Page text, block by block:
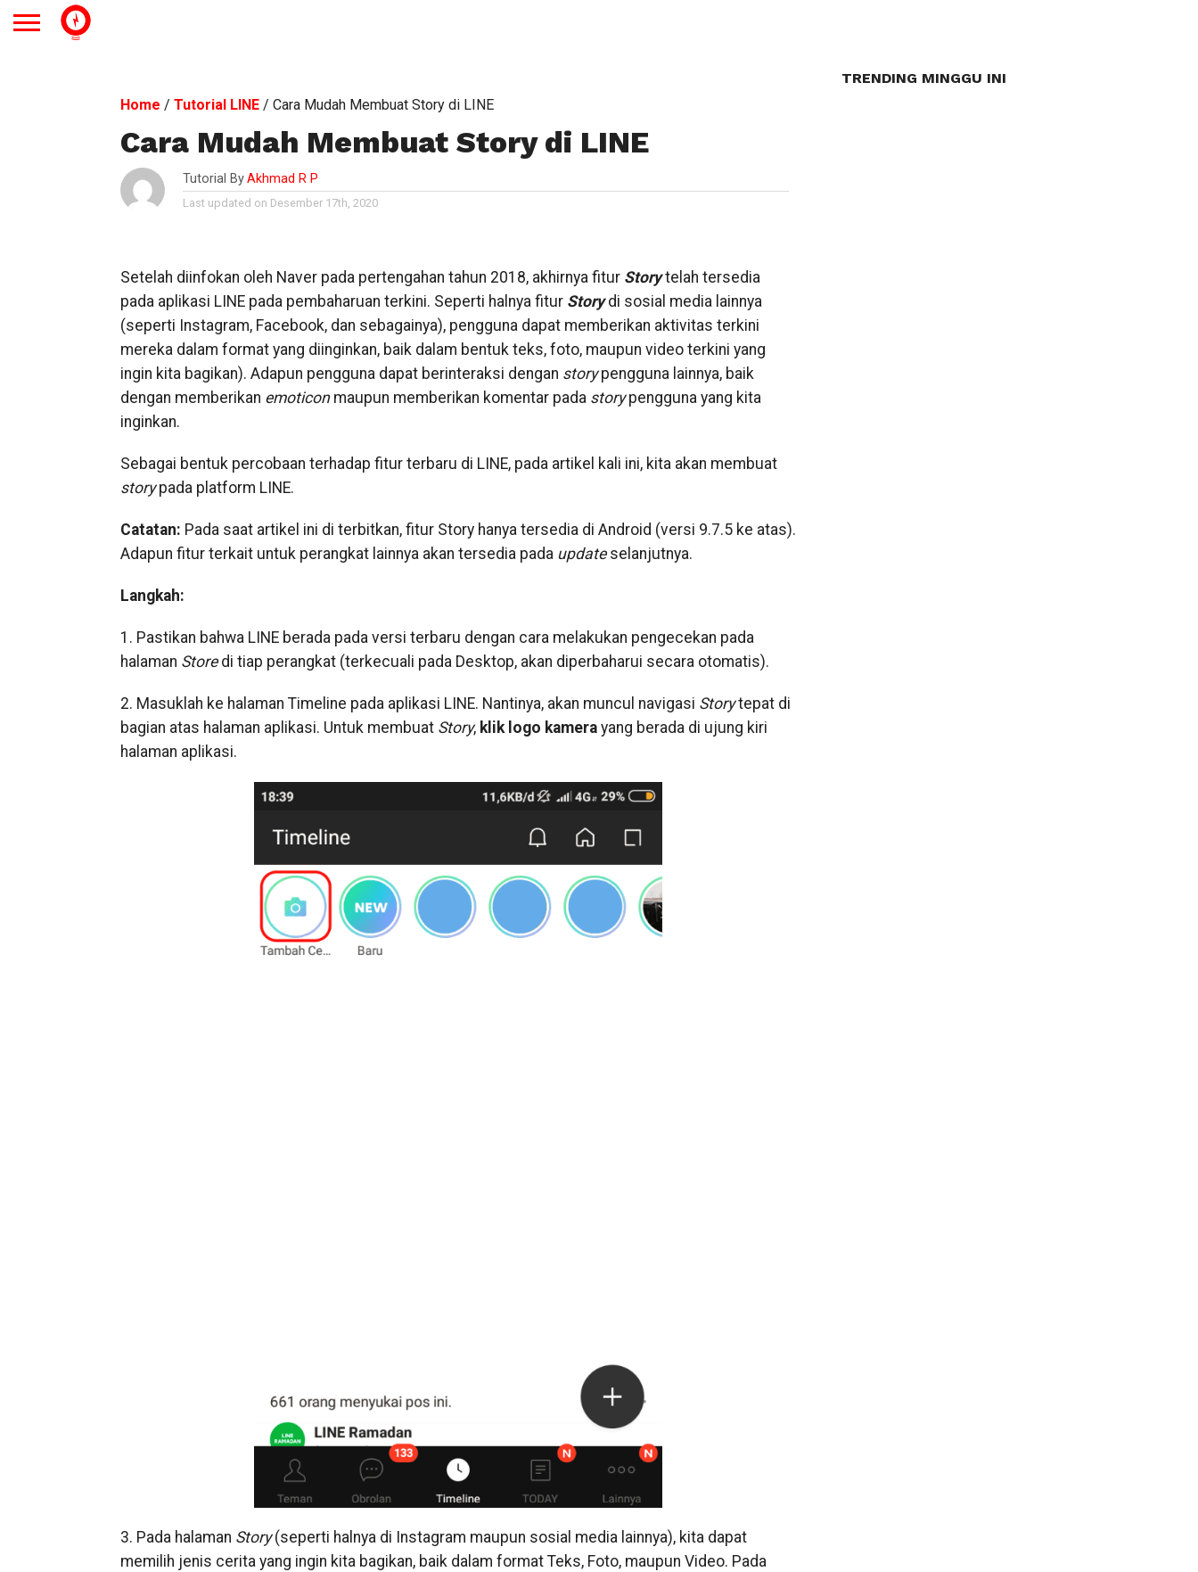
Home / Tutorial LINE/ Cara Mudah Membuat Story di LINE
Cara Mudah Membuat Story di LINE
Tutorial ByAkhmad R P
Last updated on Desember 17th, 2020
Setelah diinfokan oleh Naver pada pertengahan tahun 2018, akhirnya fitur Storytelah tersedia
pada aplikasi LINE pada pembaharuan terkini. Seperti halnya fitur Story di sosial media lainnya
(seperti Instagram, Facebook, dan sebagainya), pengguna dapat memberikan aktivitas terkini
mereka dalam format yang diinginkan, baik dalam bentuk teks, foto, maupun video terkini yang
ingin kita bagikan). Adapun pengguna dapat berinteraksi dengan storypengguna lainnya, baik
dengan memberikan emoticonmaupun memberikan komentar pada storypengguna yang kita
inginkan.
Sebagai bentuk percobaan terhadap fitur terbaru di LINE, pada artikel kali ini, kita akan membuat
storypada platform LINE.
Catatan: Pada saat artikel ini di terbitkan, fitur Story hanya tersedia di Android (versi 9.7.5 ke atas).
Adapun fitur terkait untuk perangkat lainnya akan tersedia pada updateselanjutnya.
Langkah:
1. Pastikan bahwa LINE berada pada versi terbaru dengan cara melakukan pengecekan pada
halaman Storedi tiap perangkat (terkecuali pada Desktop, akan diperbaharui secara otomatis).
2. Masuklah ke halaman Timeline pada aplikasi LINE. Nantinya, akan muncul navigasi Storytepat di
bagian atas halaman aplikasi. Untuk membuat Story, klik logo kamerayang berada di ujung kiri
halaman aplikasi.
3. Pada halaman Story(seperti halnya di Instagram maupun sosial media lainnya), kita dapat
memilih jenis cerita yang ingin kita bagikan, baik dalam format Teks, Foto, maupun Video. Pada
TRENDING MINGGU INI